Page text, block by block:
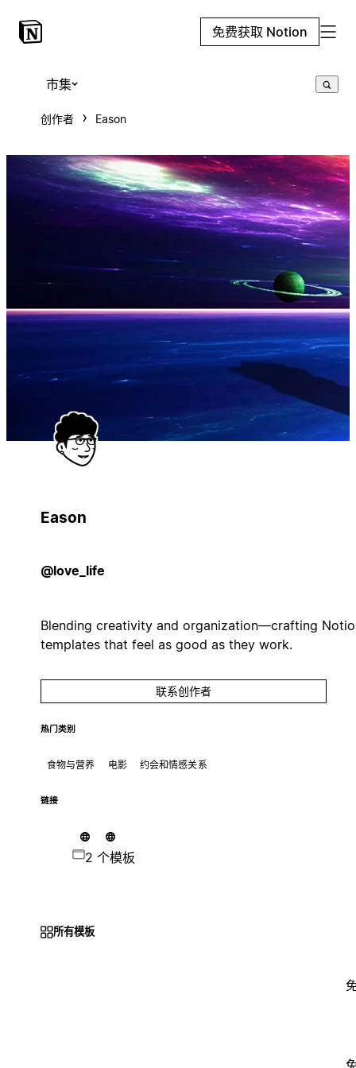
免费获取 Notion
市集
创作者 Eason
Eason
@love_life
Blending creativity and organization—crafting
templates that feel as good as they work.
联系创作者
热门类别
食物与营养 电影 约会和情感关系
链接
2 个模板
所有模板